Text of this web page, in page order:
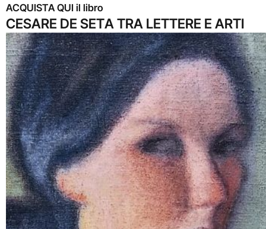
ACQUISTA QUI il libro
CESARE DE SETA TRA LETTERE E ARTI